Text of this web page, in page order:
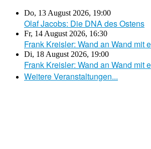
Do, 13 August 2026, 19:00
Olaf Jacobs: Die DNA des Ostens
Fr, 14 August 2026, 16:30
Frank Kreisler: Wand an Wand mit
Di, 18 August 2026, 19:00
Frank Kreisler: Wand an Wand mit
Weitere Veranstaltungen...